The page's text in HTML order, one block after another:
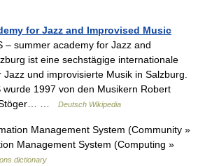
for Jazz and Improvised Music
– summer academy for Jazz and
ist eine sechstägige internationale
und improvisierte Musik in Salzburg.
wurde 1997 von den Musikern Robert
Stöger… …
Deutsch Wikipedia
Management System (Community »
Management System (Computing »
dictionary